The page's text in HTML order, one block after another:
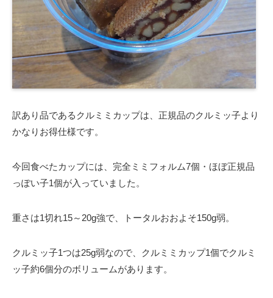
訳あり品であるクルミミカップは、正規品のクルミッ子より
かなりお得仕様です。
今回食べたカップには、完全ミミフォルム7個・ほぼ正規品
っぽい子1個が入っていました。
重さは1切れ15～20g強で、トータルおおよそ150g弱。
クルミッ子1つは25g弱なので、クルミミカップ1個でクルミ
ッ子約6個分のボリュームがあります。